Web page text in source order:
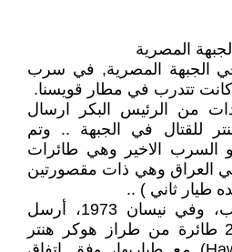
المصرية
الجبهة المصرية, في سرب
كانت تتدرب في مطار قويسنا.
من الرئيس البكر ارسال
للقتال في الجبهة .. وتم
السرب الاخير وهي طائرات
العراق وهي ذات مقصورتين
طيار ثاني ) ..
فقبل 6 أشهر من الحرب، وفي نيسان 1973، أرسل
العراق إلى مصر نحو 20 طائرة من طراز هوكر هنتر